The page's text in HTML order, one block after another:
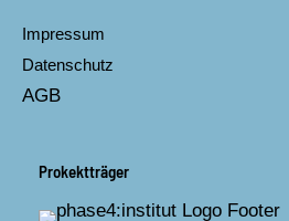
Impressum
Datenschutz
AGB
Prokektträger